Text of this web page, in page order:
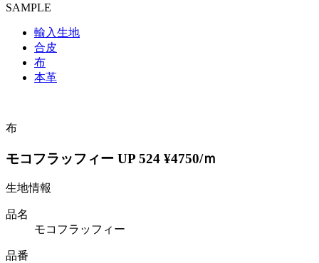
SAMPLE
輸入生地
合皮
布
本革
布
モコフラッフィー UP 524 ¥4750/ｍ
生地情報
品名
モコフラッフィー
品番